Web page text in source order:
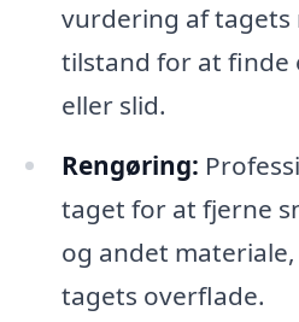
vurdering af
tilstand for at finde
eller slid.
Rengøring:
taget for at fjerne
og andet
tagets overflade.